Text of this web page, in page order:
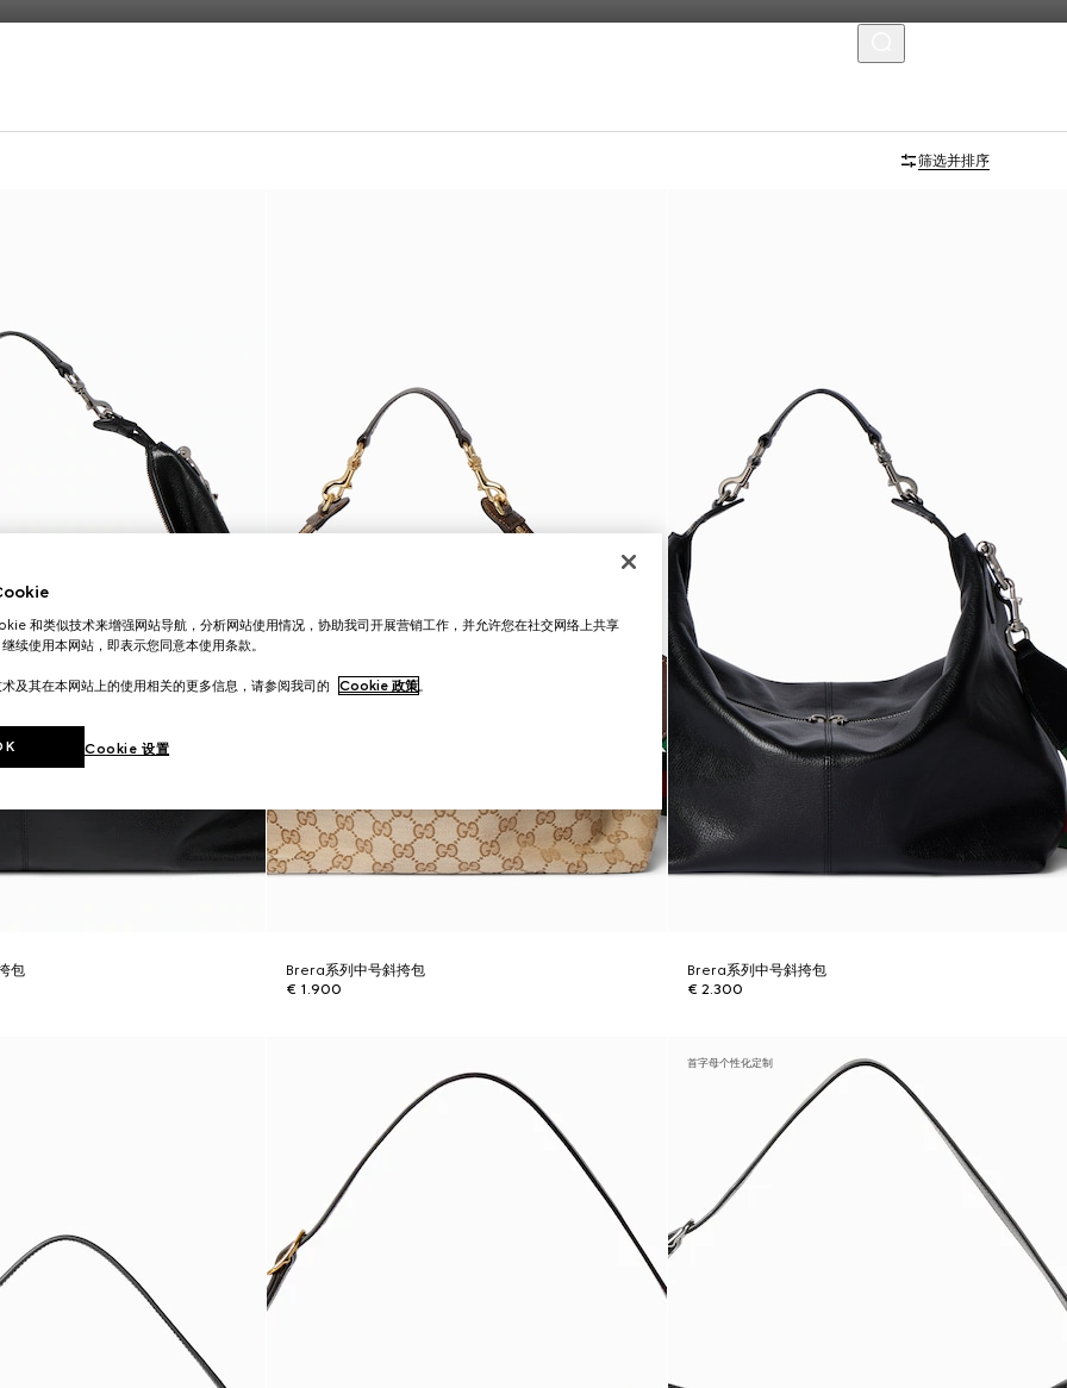
筛选并排序
包
Brera系列中号斜挎包
€ 1.900
Brera系列中号斜挎包
€ 2.300
首字母个性化定制
和类似技术来增强网站导航，分析网站使用情况，协助我司开展营销工作，并允许您在社交网络上共享
续使用本网站，即表示您同意本使用条款。
及其在本网站上的使用相关的更多信息，请参阅我司的 Cookie 政策。
Cookie 设置